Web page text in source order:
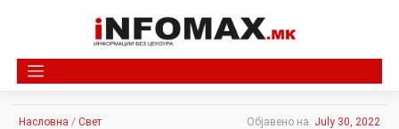
Насловна / Свет Објавено на: July 30, 2022